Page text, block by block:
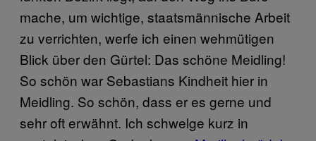
mache, um wichtige, staatsmännische Arbeit
zu verrichten, werfe ich einen wehmütigen
Blick über den Gürtel: Das schöne Meidling!
So schön war Sebastians Kindheit hier in
Meidling. So schön, dass er es gerne und
sehr oft erwähnt. Ich schwelge kurz in